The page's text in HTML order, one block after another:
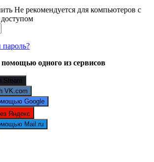
Не рекомендуется для компьютеров с
одного из сервисов
Steam
VK.com
Google
Яндекс
Mail.ru